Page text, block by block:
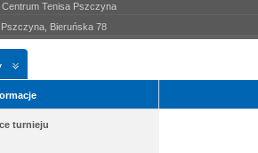
Centrum Tenisa Pszczyna
Bieruńska 78
turnieju